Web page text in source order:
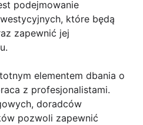
podejmowanie
które będą
zapewnić jej
elementem dbania o
z profesjonalistami.
doradców
pozwoli zapewnić